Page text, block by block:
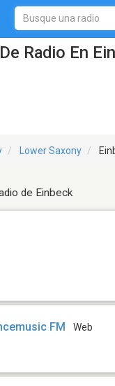
Radio En
Lower Saxony
de Einbeck
FM Web